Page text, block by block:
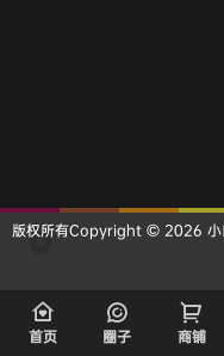
版权所有Copyright © 2026
查询
首页
圈子 商铺